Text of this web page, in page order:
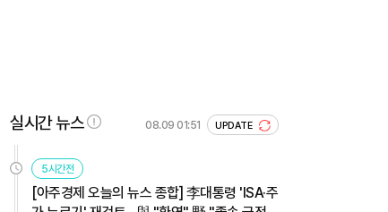
실시간 뉴스 08.09 01:51 UPDATE
5시간전
[아주경제 오늘의 뉴스 종합] 李대통령 'ISA·주